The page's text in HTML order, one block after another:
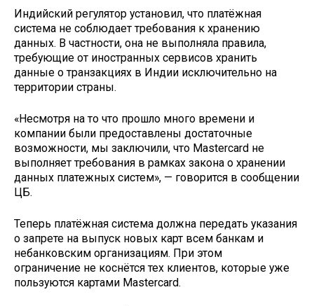
Индийский регулятор установил, что платёжная
система не соблюдает требования к хранению
данных. В частности, она не выполняла правила,
требующие от иностранных сервисов хранить
данные о транзакциях в Индии исключительно на
территории страны.
«Несмотря на то что прошло много времени и
компании были предоставлены достаточные
возможности, мы заключили, что Mastercard не
выполняет требования в рамках закона о хранении
данных платежных систем», — говорится в сообщении
ЦБ.
Теперь платёжная система должна передать указания
о запрете на выпуск новых карт всем банкам и
небанковским организациям. При этом
ограничение не коснётся тех клиентов, которые уже
пользуются картами Masterсard.